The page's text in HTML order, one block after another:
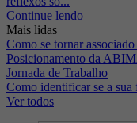
Continue lendo
Mais lidas
Como se tornar
Posicionamento da
Jornada de Trabalho
Como identificar se a
Ver todos